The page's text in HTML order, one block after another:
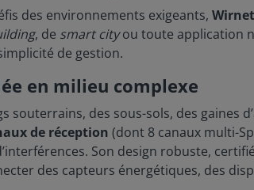
des environnements exigeants,
, de smart cityou toute application
de gestion.
en milieu complexe
souterrains, des sous-sols, des gaines
de réception (dont 8 canaux multi-
Son design robuste,
des capteurs énergétiques, des